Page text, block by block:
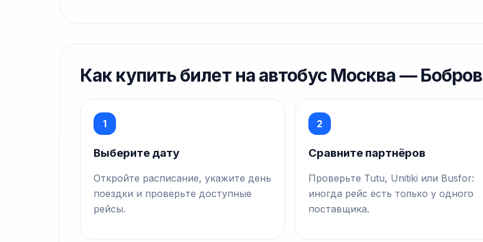
Как купить билет на автобус Москва — Бобров
1
Выберите дату
Откройте расписание, укажите день
поездки и проверьте доступные
рейсы.
2
Сравните партнёров
Проверьте Tutu, Unitiki или Busfor:
иногда рейс есть только у одного
поставщика.